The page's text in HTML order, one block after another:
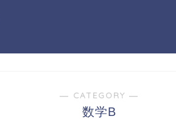
― CATEGORY ―
数学B